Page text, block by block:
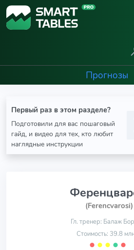
Прогнозы
Первый раз в этом разделе?
Подготовили для вас пошаговый
гайд, и видео для тех, кто любит
наглядные инструкции
(Ferencvarosi)
Гл. тренер: Балаж
Стоимость: 39.8
⬤ ⬤ ⬤ ⬤ ⬤